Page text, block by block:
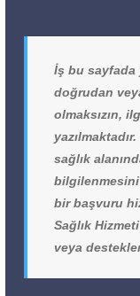
İş bu sayfada
doğrudan
olmaksızın,
sağlık
bilgilenmesini
bir başvuru
Sağlık
veya